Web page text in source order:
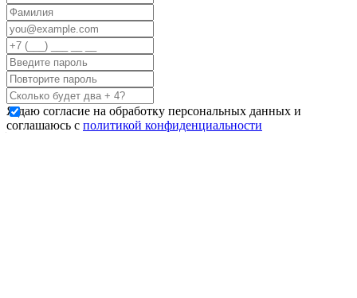
Я даю согласие на обработку персональных данных и
соглашаюсь с политикой конфиденциальности